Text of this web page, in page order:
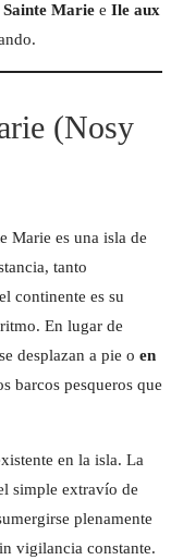
Facebook Instagram
Sainte Marie e Ile aux
(Nosy
Marie es una isla de
tanto
continente es su
En lugar de
desplazan a pie o en
barcos pesqueros que
en la isla. La
simple extravío de
plenamente
vigilancia constante.